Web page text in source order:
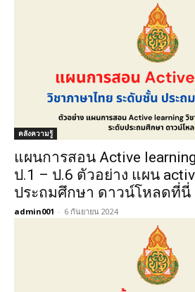
คลังความรู้
แผนการสอน Active
ป.1 – ป.6 ตัวอย่าง แผน
ประถมศึกษา ดาวน์โหลดที่นี่
admin001 - 6 กันยายน 2024